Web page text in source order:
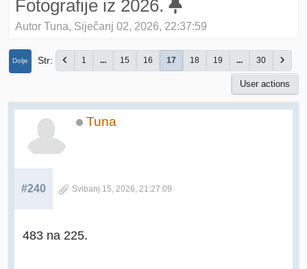
Fotografije iz 2026.
Autor Tuna, Siječanj 02, 2026, 22:37:59
Dolje Str 1 ... 15 16 17 18 19 ... 30
User actions
Tuna
#240 Svibanj 15, 2026, 21:27:09
483 na 225.